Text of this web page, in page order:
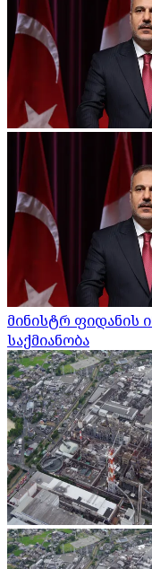
მინისტრ ფიდანის
საქმიანობა